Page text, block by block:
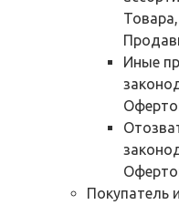
Иные
Покупатель